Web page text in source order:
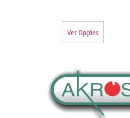
Ver Opções